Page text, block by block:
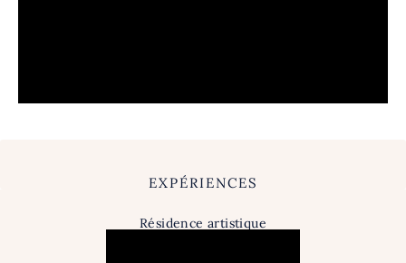
EXPÉRIENCES
Résidence artistique